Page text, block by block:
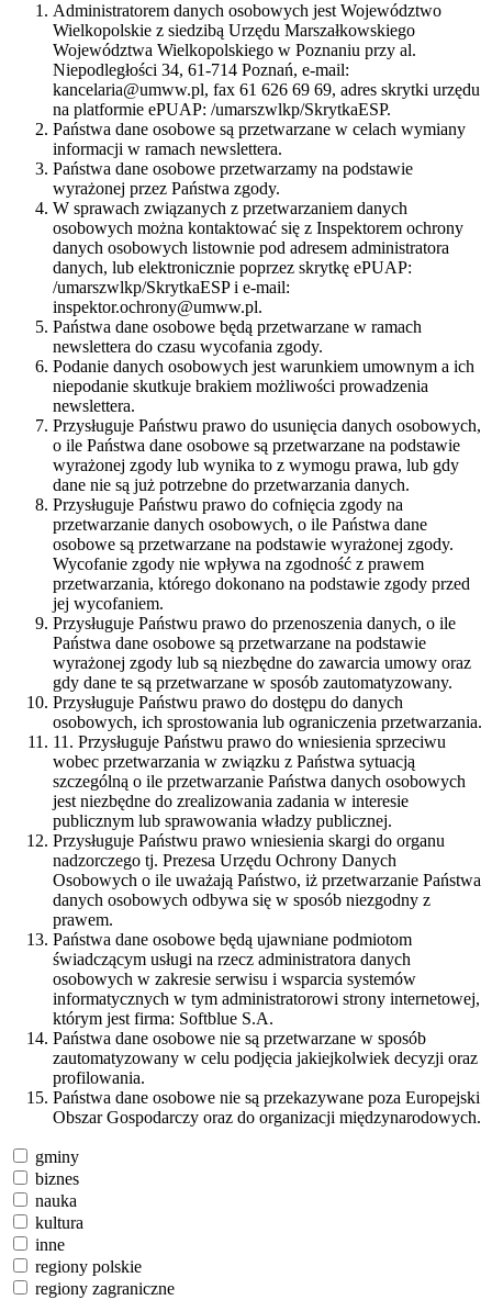
Administratorem danych osobowych jest Województwo
Wielkopolskie z siedzibą Urzędu Marszałkowskiego
Województwa Wielkopolskiego w Poznaniu przy al.
Niepodległości 34, 61-714 Poznań, e-mail:
kancelaria@umww.pl, fax 61 626 69 69, adres skrytki urzędu
na platformie ePUAP: /umarszwlkp/SkrytkaESP.
Państwa dane osobowe są przetwarzane w celach wymiany
informacji w ramach newslettera.
Państwa dane osobowe przetwarzamy na podstawie
wyrażonej przez Państwa zgody.
W sprawach związanych z przetwarzaniem danych
osobowych można kontaktować się z Inspektorem ochrony
danych osobowych listownie pod adresem administratora
danych, lub elektronicznie poprzez skrytkę ePUAP:
/umarszwlkp/SkrytkaESP i e-mail:
inspektor.ochrony@umww.pl.
Państwa dane osobowe będą przetwarzane w ramach
newslettera do czasu wycofania zgody.
Podanie danych osobowych jest warunkiem umownym a ich
niepodanie skutkuje brakiem możliwości prowadzenia
newslettera.
Przysługuje Państwu prawo do usunięcia danych osobowych,
o ile Państwa dane osobowe są przetwarzane na podstawie
wyrażonej zgody lub wynika to z wymogu prawa, lub gdy
dane nie są już potrzebne do przetwarzania danych.
Przysługuje Państwu prawo do cofnięcia zgody na
przetwarzanie danych osobowych, o ile Państwa dane
osobowe są przetwarzane na podstawie wyrażonej zgody.
Wycofanie zgody nie wpływa na zgodność z prawem
przetwarzania, którego dokonano na podstawie zgody przed
jej wycofaniem.
Przysługuje Państwu prawo do przenoszenia danych, o ile
Państwa dane osobowe są przetwarzane na podstawie
wyrażonej zgody lub są niezbędne do zawarcia umowy oraz
gdy dane te są przetwarzane w sposób zautomatyzowany.
Przysługuje Państwu prawo do dostępu do danych
osobowych, ich sprostowania lub ograniczenia przetwarzania.
11. Przysługuje Państwu prawo do wniesienia sprzeciwu
wobec przetwarzania w związku z Państwa sytuacją
szczególną o ile przetwarzanie Państwa danych osobowych
jest niezbędne do zrealizowania zadania w interesie
publicznym lub sprawowania władzy publicznej.
Przysługuje Państwu prawo wniesienia skargi do organu
nadzorczego tj. Prezesa Urzędu Ochrony Danych
Osobowych o ile uważają Państwo, iż przetwarzanie Państwa
danych osobowych odbywa się w sposób niezgodny z
prawem.
Państwa dane osobowe będą ujawniane podmiotom
świadczącym usługi na rzecz administratora danych
osobowych w zakresie serwisu i wsparcia systemów
informatycznych w tym administratorowi strony internetowej,
którym jest firma: Softblue S.A.
Państwa dane osobowe nie są przetwarzane w sposób
zautomatyzowany w celu podjęcia jakiejkolwiek decyzji oraz
profilowania.
Państwa dane osobowe nie są przekazywane poza Europejski
Obszar Gospodarczy oraz do organizacji międzynarodowych.
gminy
biznes
nauka
kultura
inne
regiony polskie
regiony zagraniczne